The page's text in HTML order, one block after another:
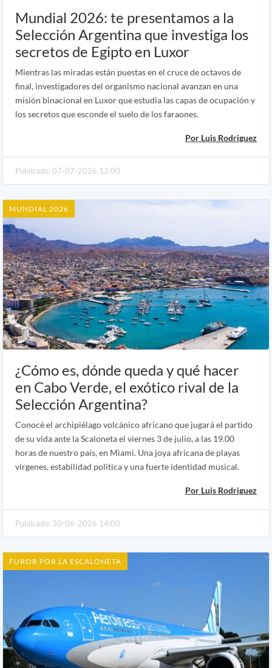
Mundial 2026: te presentamos a la
Selección Argentina que investiga los
secretos de Egipto en Luxor
Mientras las miradas están puestas en el cruce de octavos de
final, investigadores del organismo nacional avanzan en una
misión binacional en Luxor que estudia las capas de ocupación y
los secretos que esconde el suelo de los faraones.
Por Luis Rodriguez
Publicado: 07-07-2026 12:00
MUNDIAL 2026
¿Cómo es, dónde queda y qué hacer
en Cabo Verde, el exótico rival de la
Selección Argentina?
Conocé el archipiélago volcánico africano que jugará el partido
de su vida ante la Scaloneta el viernes 3 de julio, a las 19.00
horas de nuestro país, en Miami. Una joya africana de playas
vírgenes, estabilidad política y una fuerte identidad musical.
Por Luis Rodriguez
Publicado: 30-06-2026 14:00
FUROR POR LA ESCALONETA